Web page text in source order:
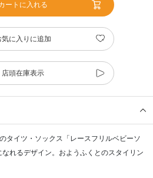
ートに入れる
気に入りに追加
店頭在庫表示
タイツ・ソックス「レースフリルベビーソ
れるデザイン。おようふくとのスタイリン